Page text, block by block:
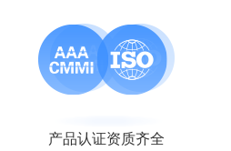
产品认证资质齐全